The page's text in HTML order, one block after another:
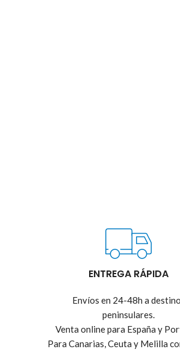
ENTREGA RÁPIDA
Envíos en 24-48h a
peninsulares.
Venta online para España y
Para Canarias, Ceuta y Melilla